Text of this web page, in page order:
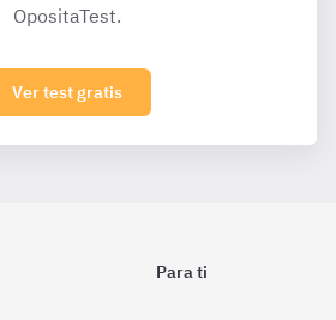
OpositaTest.
Ver test gratis
Para ti